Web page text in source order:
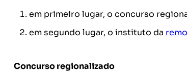
em primeiro lugar, o concurso
em segundo lugar, o instituto da
Concurso regionalizado